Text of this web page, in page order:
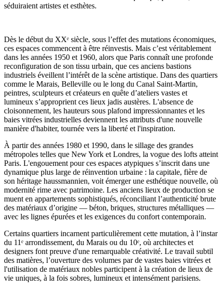
séduiraient artistes et esthètes.
Dès le début du XXᵉ siècle, sous l’effet des mutations économiques,
ces espaces commencent à être réinvestis. Mais c’est véritablement
dans les années 1950 et 1960, alors que Paris connaît une profonde
reconfiguration de son tissu urbain, que ces anciens bastions
industriels éveillent l’intérêt de la scène artistique. Dans des quartiers
comme le Marais, Belleville ou le long du Canal Saint-Martin,
peintres, sculpteurs et créateurs en quête d’ateliers vastes et
lumineux s’approprient ces lieux jadis austères. L'absence de
cloisonnement, les hauteurs sous plafond impressionnantes et les
baies vitrées industrielles deviennent les attributs d'une nouvelle
manière d'habiter, tournée vers la liberté et l'inspiration.
À partir des années 1980 et 1990, dans le sillage des grandes
métropoles telles que New York et Londres, la vogue des lofts atteint
Paris. L'engouement pour ces espaces atypiques s’inscrit dans une
dynamique plus large de réinvention urbaine : la capitale, fière de
son héritage haussmannien, voit émerger une esthétique nouvelle, où
modernité rime avec patrimoine. Les anciens lieux de production se
muent en appartements sophistiqués, réconciliant l’authenticité brute
des matériaux d’origine — béton, briques, structures métalliques —
avec les lignes épurées et les exigences du confort contemporain.
Certains quartiers incarnent particulièrement cette mutation, à l’instar
du 11ᵉ arrondissement, du Marais ou du 10ᵉ, où architectes et
designers font preuve d'une remarquable créativité. Le travail subtil
des matières, l’ouverture des volumes par de vastes baies vitrées et
l'utilisation de matériaux nobles participent à la création de lieux de
vie uniques, à la fois sobres, lumineux et intensément parisiens.